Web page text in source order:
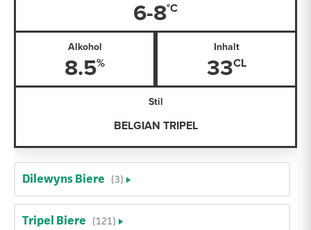
6-8
Alkohol
8.5
Inhalt
33
Stil
BELGIAN TRIPEL
Dilewyns Biere (3)
Tripel Biere (121)